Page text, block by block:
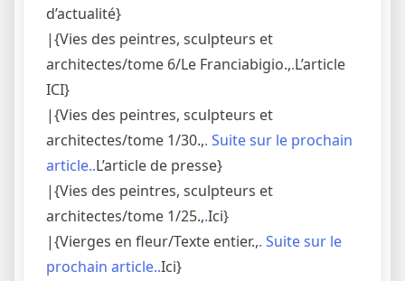
d’actualité}
|{Vies des peintres, sculpteurs et
architectes/tome 6/Le Franciabigio.,.L’article
ICI}
|{Vies des peintres, sculpteurs et
architectes/tome 1/30.,. Suite sur le prochain
article..L’article de presse}
|{Vies des peintres, sculpteurs et
architectes/tome 1/25.,.Ici}
|{Vierges en fleur/Texte entier.,. Suite sur le
prochain article..Ici}